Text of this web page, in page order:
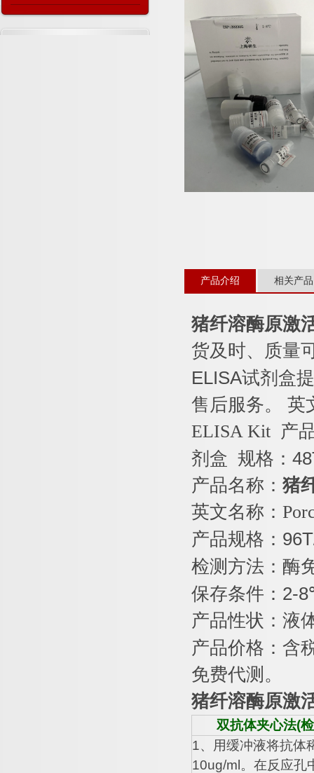
产品介绍 相关产品
猪纤溶酶原激
货及时、质量
ELISA试剂盒
售后服务。
英
ELISA Kit 产
剂盒 规格：
产品名称： 猪
英文名称：
产品规格：
检测方法：酶
保存条件： 2-8
产品性状：液
产品价格：含
免费代测。
猪纤溶酶原激
双抗体夹心法(
1、用缓冲液将抗体
10ug/ml 。在反应孔